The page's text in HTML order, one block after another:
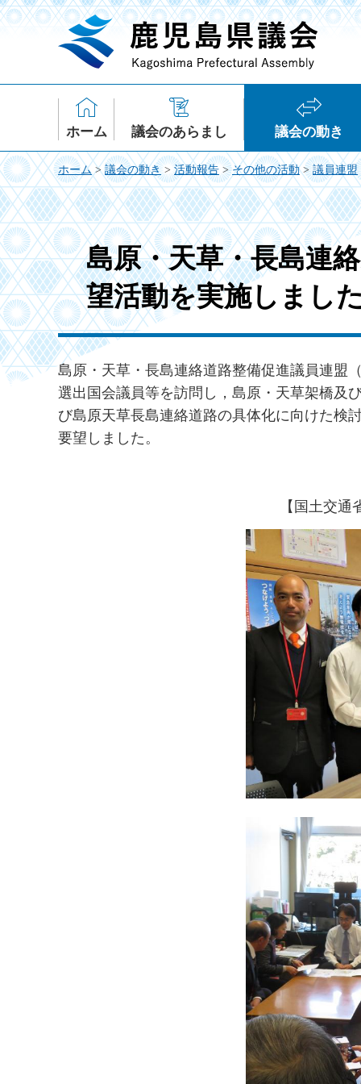
鹿児島県議会
ホーム 議会のあらまし 議会の動き
ホーム >議会の動き>活動報告 >その他の活動>議員連盟
島原・天草・長島連
望活動を実施しまし
島原・天草・長島連絡道路整備促進議員連盟
選出国会議員等を訪問し，島原・天草架橋及
び島原天草長島連絡道路の具体化に向けた検
要望しました。
【国土交